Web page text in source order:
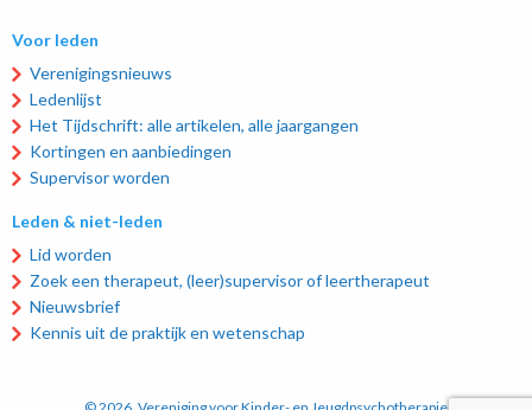
Voor leden
Verenigingsnieuws
Ledenlijst
Het Tijdschrift: alle artikelen, alle jaargangen
Kortingen en aanbiedingen
Supervisor worden
Leden & niet-leden
Lid worden
Zoek een therapeut, (leer)supervisor of leertherapeut
Nieuwsbrief
Kennis uit de praktijk en wetenschap